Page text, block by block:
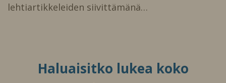
lehtiartikkeleiden siivittämänä…
Haluaisitko lukea koko